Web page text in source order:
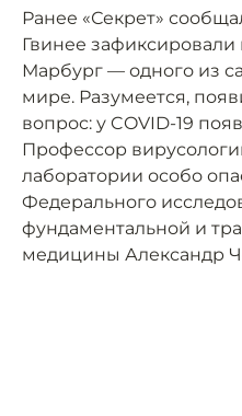
Ранее «Секрет»
Гвинее
Марбург — одного из
мире. Разумеется,
вопрос: у COVID-19
Профессор
лаборатории особо
Федерального
фундаментальной и
медицины Александр